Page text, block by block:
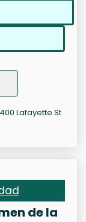
Lafayette St
de la